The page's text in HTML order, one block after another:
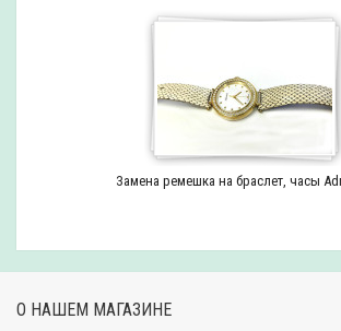
Замена ремешка на браслет, часы
О НАШЕМ МАГАЗИНЕ